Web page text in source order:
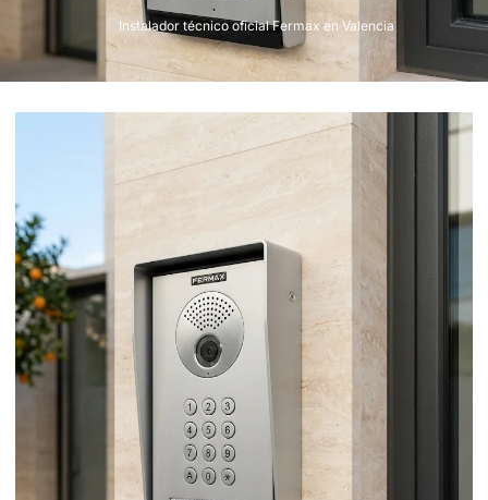
Instalador técnico oficial Fermax en Valencia